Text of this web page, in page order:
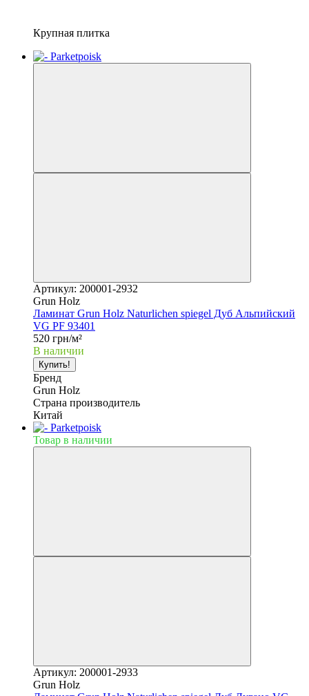
Крупная плитка
Артикул: 200001-2932
Grun Holz
Ламинат Grun Holz Naturlichen spiegel Дуб Альпийский
VG PF 93401
520 грн/м²
В наличии
Купить!
Бренд
Grun Holz
Страна производитель
Китай
Товар в наличии
Артикул: 200001-2933
Grun Holz